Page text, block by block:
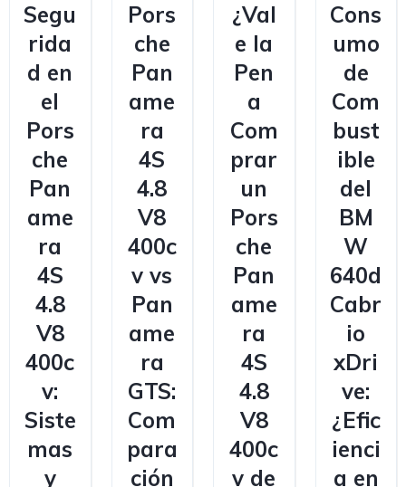
Segu
rida
d en
el
Pors
che
Pan
ame
ra
4S
4.8
V8
400c
v:
Siste
mas
y
Pors
che
Pan
ame
ra
4S
4.8
V8
400c
v vs
Pan
ame
ra
GTS:
Com
para
ción
¿Val
e la
Pen
a
Com
prar
un
Pors
che
Pan
ame
ra
4S
4.8
V8
400c
v de
Cons
umo
de
Com
bust
ible
del
BM
W
640d
Cabr
io
xDri
ve:
¿Efic
ienci
a en